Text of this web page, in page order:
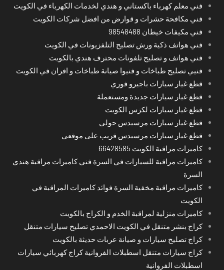
فني معلم كهرباء باكستاني و هندي لخدمات الكهرباء في الكويت
فني مكافحة حشرات و قوارض من افضل شركات الكويت
فني مكيفات خيطان 98548488
فني هواتف ذكية ورش تصليح التلفزيونات في الكويت
فني هواتف و تصليح تلفونات محترف هندي بالكويت
فنيي تصليح طباخات و فنيوا صيانة طباخات و افران في الكويت
قطع غيار سيارات باجيرو فوري
قطع غيار سيارات جديدة ومستعملة
قطع غيار سيارات لكزس الكويت
قطع غيار سيارات مرسيدس حولي
قطع غيار سيارات مرسيدس قريب على موقعي
كاميرات مراقبة الكويت 66428585
كاميرات مراقبة للسيارات في السرة فني كاميرات مراقبة هندي
السرة
كاميرات مراقبة مخفية السرة فوائد كاميرات المراقبة في
الكويت
كاميرات منزلية لمراقبة الخدم و الكراج بالكويت
كراج بنشر متنقل في الكويت الاحمدي تصليح سيارات متنقل
كراج تصليح سيارات و صيانة عربات حديثة بالكويت
كراج سيارات متنقل اسطبلات الفروانية كراج كهربائي سيارات
اسطبلات الفروانية